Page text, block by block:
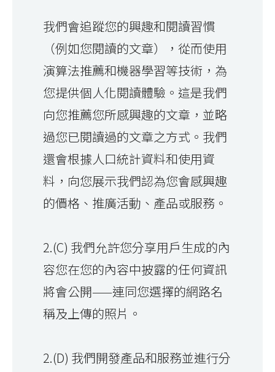
我們會追蹤您的興趣和閱讀習慣
（例如您閱讀的文章），從而使用
演算法推薦和機器學習等技術，為
您提供個人化閱讀體驗。這是我們
向您推薦您所感興趣的文章，並略
過您已閱讀過的文章之方式。我們
還會根據人口統計資料和使用資
料，向您展示我們認為您會感興趣
的價格、推廣活動、產品或服務。
2.(C) 我們允許您分享用戶生成的內
容您在您的內容中披露的任何資訊
將會公開——連同您選擇的網路名
稱及上傳的照片。
2.(D) 我們開發產品和服務並進行分